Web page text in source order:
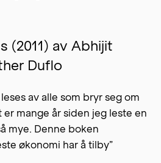
(2011) av Abhijit
Duflo
av alle som bryr seg om
mange år siden jeg leste en
mye. Denne boken
økonomi har å tilby”